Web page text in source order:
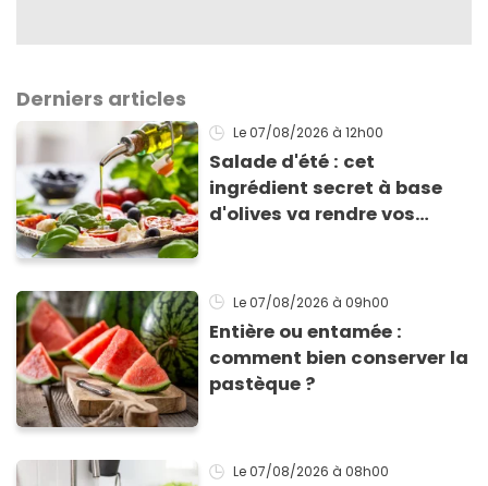
Derniers articles
Le 07/08/2026 à 12h00
Salade d'été : cet
ingrédient secret à base
d'olives va rendre vos
Le 07/08/2026 à 09h00
Entière ou entamée :
comment bien conserver la
pastèque ?
Le 07/08/2026 à 08h00